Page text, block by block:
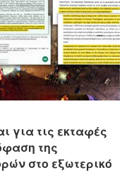
για τις εκταφές
της
στο εξωτερικό